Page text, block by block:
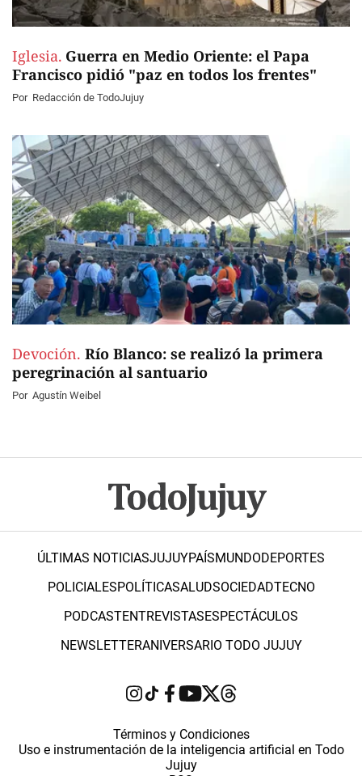
Iglesia. Guerra en Medio Oriente: el Papa
Francisco pidió "paz en todos los frentes"
Por Redacción de TodoJujuy
Devoción. Río Blanco: se realizó la primera
peregrinación al santuario
Por Agustín Weibel
ÚLTIMAS NOTICIASJUJUYPAÍSMUNDODEPORTES
POLICIALESPOLÍTICASALUDSOCIEDADTECNO
PODCASTENTREVISTASESPECTÁCULOS
NEWSLETTERANIVERSARIO TODO JUJUY
Términos y Condiciones
Uso e instrumentación de la inteligencia artificial en Todo
Jujuy